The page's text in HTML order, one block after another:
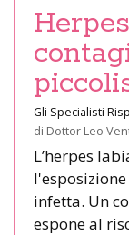
Gli Specialisti
di Dottor Leo
L’herpes
infetta. Un
espone al